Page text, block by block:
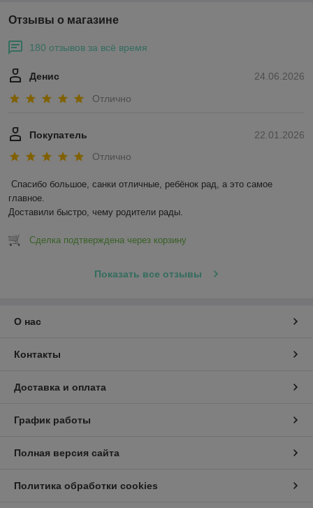
Отзывы о магазине
180 отзывов за всё время
24.06.2026
Денис
Отлично
22.01.2026
Покупатель
Отлично
Спасибо большое, санки отличные, ребёнок рад, а это самое
главное.
Доставили быстро, чему родители рады.
Сделка подтверждена через корзину
Показать все отзывы
О нас
Контакты
Доставка и оплата
График работы
Полная версия сайта
Политика обработки cookies